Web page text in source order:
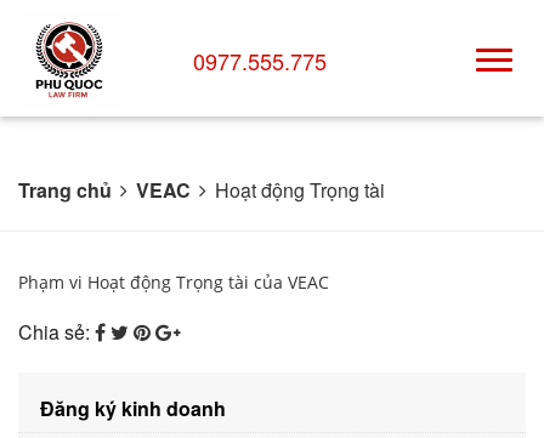
0977.555.775
Trang chủ VEAC Hoạt động Trọng tài
Phạm vi Hoạt động Trọng tài của VEAC
Chia sẻ:
Đăng ký kinh doanh